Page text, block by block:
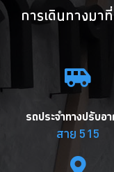
การเดินทางม
รถประจำทางปรับอ
สาย 515